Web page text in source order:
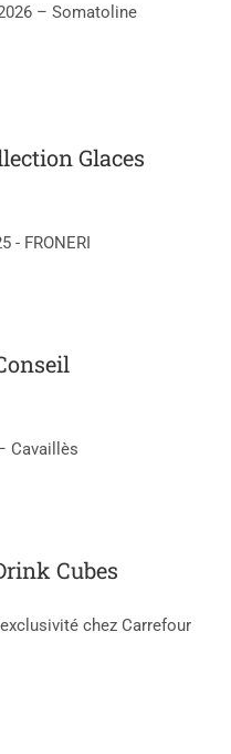
– Somatoline
Glaces
- FRONERI
Cavaillès
Cubes
chez Carrefour